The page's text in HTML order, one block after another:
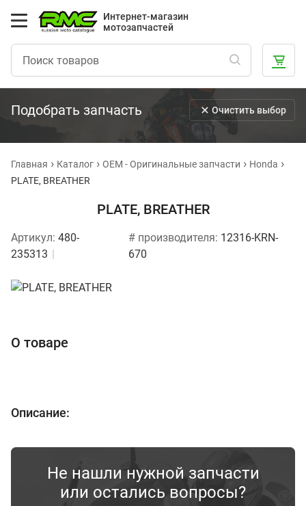
Интернет-магазин
мотозапчастей
Подобрать запчасть Очистить выбор
Главная Каталог OEM - Оригинальные запчасти
Honda
PLATE, BREATHER
PLATE, BREATHER
Артикул: 480-
235313
# производителя: 12316-KRN-
670
О товаре
Описание:
Не нашли нужной запчасти
или остались вопросы?